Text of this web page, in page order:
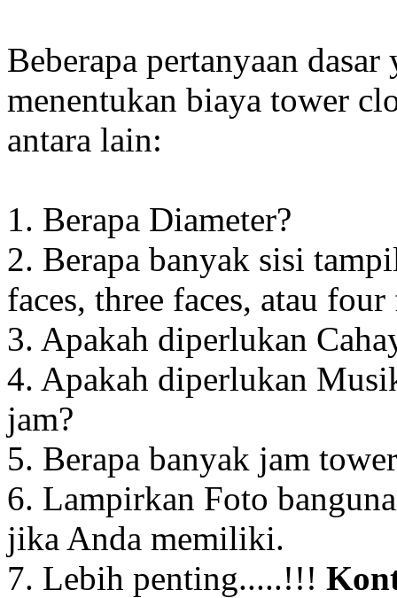
Beberapa pertanyaan
menentukan biaya tower
antara lain:
1. Berapa Diameter?
2. Berapa banyak sisi
faces, three faces, atau four
3. Apakah diperlukan
4. Apakah diperlukan
jam?
5. Berapa banyak jam
6. Lampirkan Foto
jika Anda memiliki.
7. Lebih penting.....!!!